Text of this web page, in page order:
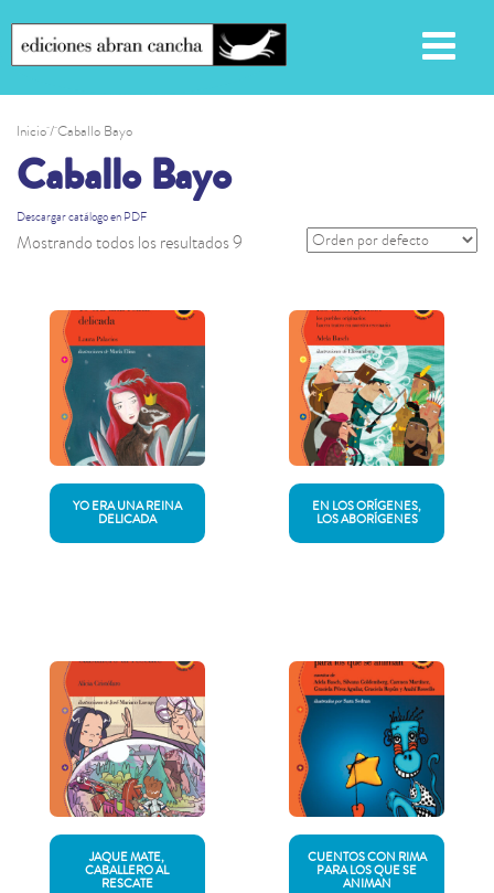
Inicio/ Caballo Bayo
Caballo Bayo
Descargar catálogo en PDF
Mostrando todos los resultados 9
YO ERA UNA REINA
DELICADA
EN LOS ORÍGENES,
LOS ABORÍGENES
JAQUE MATE,
CABALLERO AL
RESCATE
CUENTOS CON RIMA
PARA LOS QUE SE
ANIMAN